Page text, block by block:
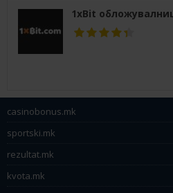
1xBit
casinobonus.mk
sportski.mk
rezultat.mk
kvota.mk